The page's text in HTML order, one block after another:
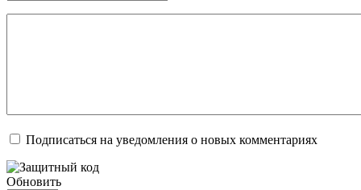
Подписаться на уведомления о новых комментариях
Обновить